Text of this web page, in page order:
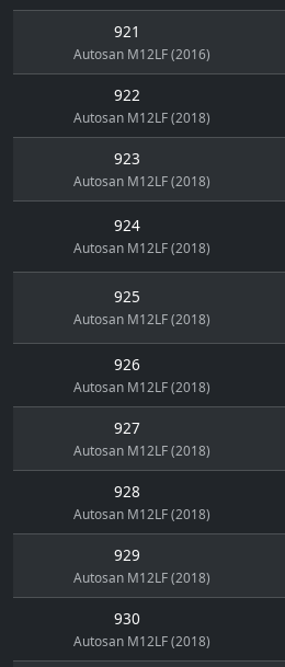
921
Autosan M12LF (2016)
922
Autosan M12LF (2018)
923
Autosan M12LF (2018)
924
Autosan M12LF (2018)
925
Autosan M12LF (2018)
926
Autosan M12LF (2018)
927
Autosan M12LF (2018)
928
Autosan M12LF (2018)
929
Autosan M12LF (2018)
930
Autosan M12LF (2018)